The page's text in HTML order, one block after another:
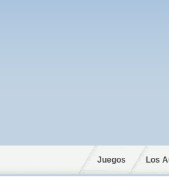
Juegos Los